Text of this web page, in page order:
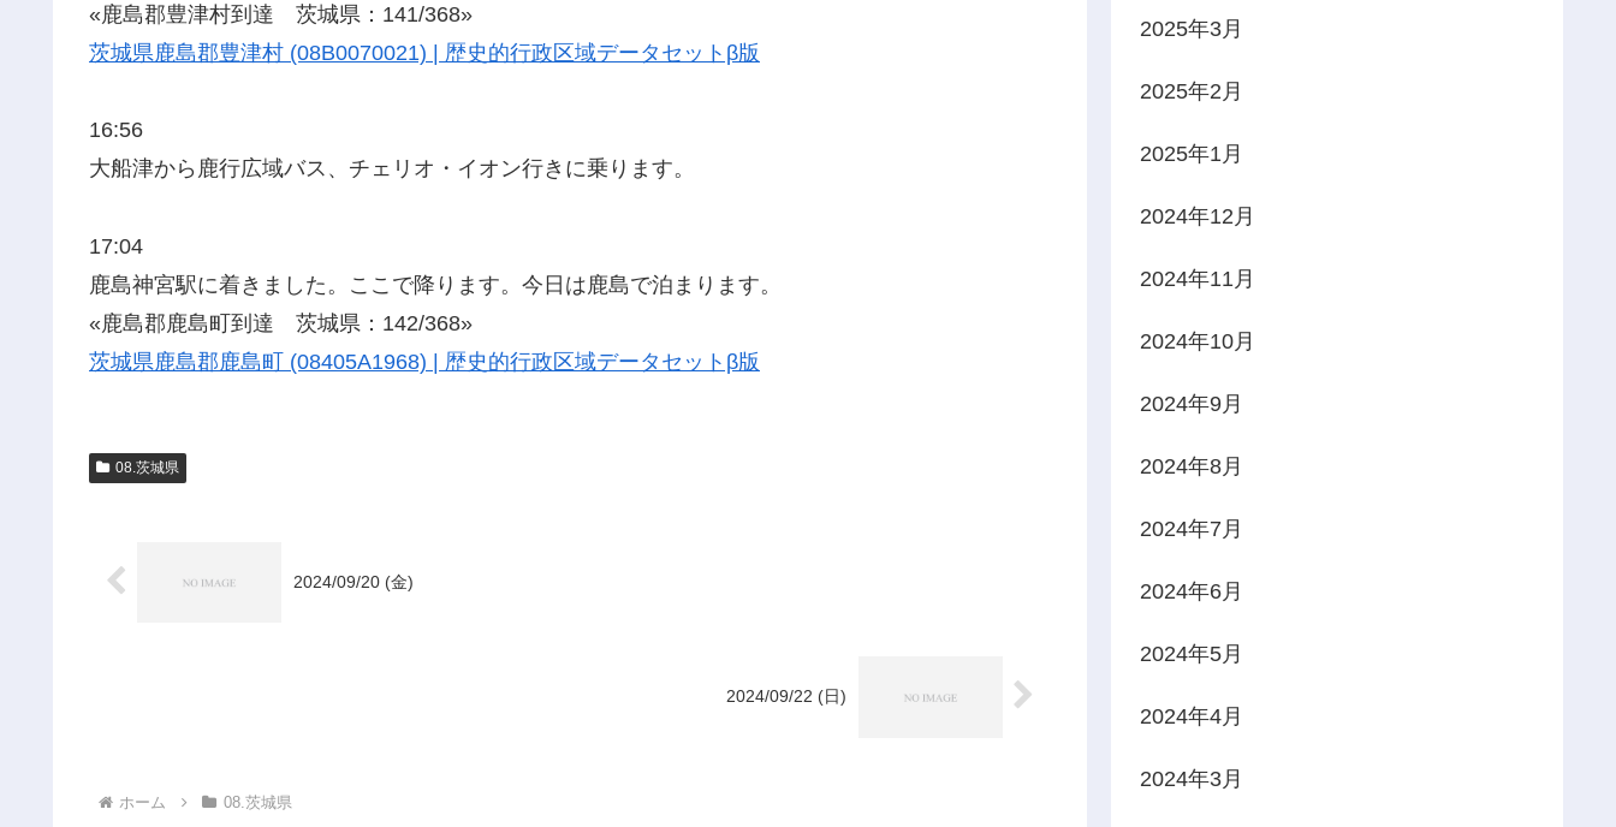
«鹿島郡豊津村到達 茨城県：141/368»
茨城県鹿島郡豊津村 (08B0070021) | 歴史的行政区域データセットβ版
16:56
大船津から鹿行広域バス、チェリオ・イオン行きに乗ります。
17:04
鹿島神宮駅に着きました。ここで降ります。今日は鹿島で泊まります。
«鹿島郡鹿島町到達 茨城県：142/368»
茨城県鹿島郡鹿島町 (08405A1968) | 歴史的行政区域データセットβ版
08.茨城県
2024/09/20 (金)
2024/09/22 (日)
ホーム 08.茨城県
2025年3月
2025年2月
2025年1月
2024年12月
2024年11月
2024年10月
2024年9月
2024年8月
2024年7月
2024年6月
2024年5月
2024年4月
2024年3月